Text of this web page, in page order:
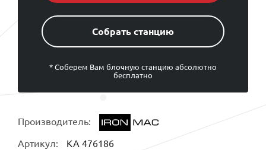
Производитель:
Артикул: КА 476186
Cобрать станцию
* Соберем Вам блочную станцию абсолютно
бесплатно